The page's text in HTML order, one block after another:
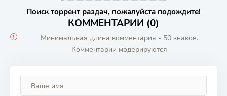
Поиск торрент раздач, пожалуйста подождите!
КОММЕНТАРИИ (0)
Минимальная длина комментария - 50 знаков.
Комментарии модерируются